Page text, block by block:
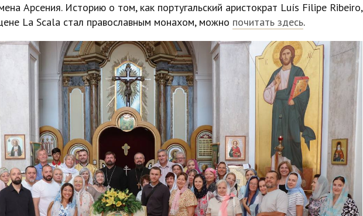
Арсения. Историю о том, как португальский аристократ Luís Filipe Ribeiro,
La Scala стал православным монахом, можно почитать здесь.